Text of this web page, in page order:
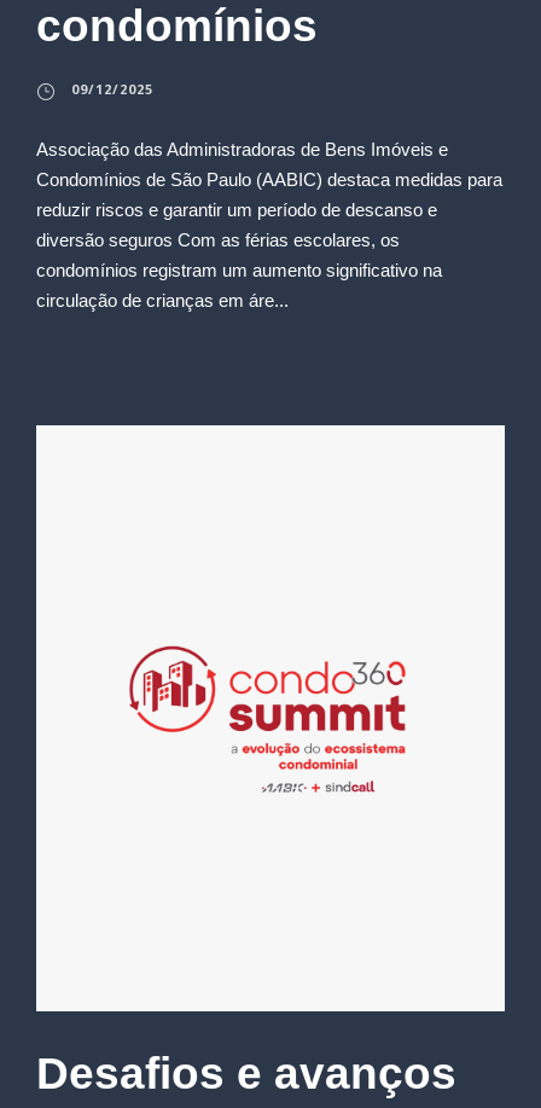
condomínios
09/12/2025
Associação das Administradoras de Bens Imóveis e
Condomínios de São Paulo (AABIC) destaca medidas para
reduzir riscos e garantir um período de descanso e
diversão seguros Com as férias escolares, os
condomínios registram um aumento significativo na
circulação de crianças em áre...
Desafios e avanços